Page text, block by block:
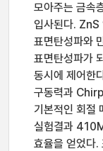
모아주는 금속
입사된다.
표면탄성파와
표면탄성파가
동시에 제어한
구동력과
기본적인 회절
실험결과
효율을 얻었다.